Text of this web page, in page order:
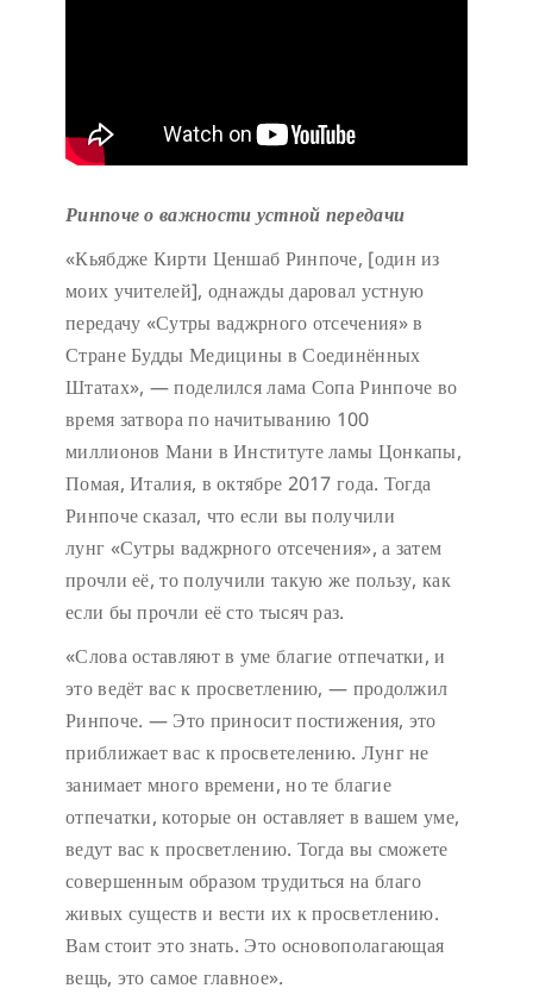
Ринпоче о важности устной передачи
«Кьябдже Кирти Ценшаб Ринпоче, [один из
моих учителей], однажды даровал устную
передачу «Сутры ваджрного отсечения» в
Стране Будды Медицины в Соединённых
Штатах», — поделился лама Сопа Ринпоче во
время затвора по начитыванию 100
миллионов Мани в Институте ламы Цонкапы,
Помая, Италия, в октябре 2017 года. Тогда
Ринпоче сказал, что если вы получили
лунг «Сутры ваджрного отсечения», а затем
прочли её, то получили такую же пользу, как
если бы прочли её сто тысяч раз.
«Слова оставляют в уме благие отпечатки, и
это ведёт вас к просветлению, — продолжил
Ринпоче. — Это приносит постижения, это
приближает вас к просветелению. Лунг не
занимает много времени, но те благие
отпечатки, которые он оставляет в вашем уме,
ведут вас к просветлению. Тогда вы сможете
совершенным образом трудиться на благо
живых существ и вести их к просветлению.
Вам стоит это знать. Это основополагающая
вещь, это самое главное».